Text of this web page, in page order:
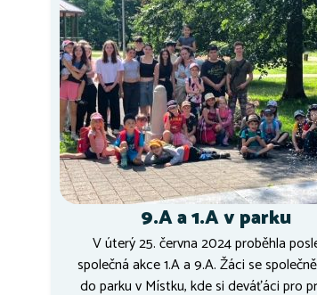
9.A a 1.A v parku
V úterý 25. června 2024 proběhla
společná akce 1.A a 9.A. Žáci se
do parku v Místku, kde si deváťáci pro